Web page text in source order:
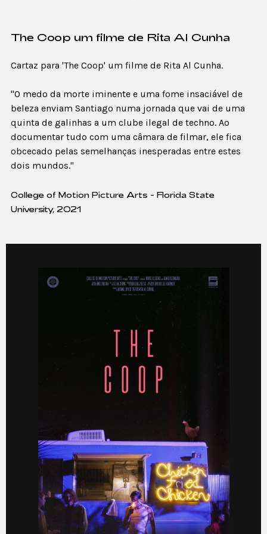
The Coop um filme de Rita Al Cunha
Cartaz para 'The Coop' um filme de Rita Al Cunha.
"O medo da morte iminente e uma fome insaciável de
beleza enviam Santiago numa jornada que vai de uma
quinta de galinhas a um clube ilegal de techno. Ao
documentar tudo com uma câmara de filmar, ele fica
obcecado pelas semelhanças inesperadas entre estes
dois mundos."
College of Motion Picture Arts - Florida State
University, 2021